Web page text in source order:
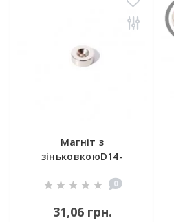
Магніт з
зіньковкоюD14-
0
31,06 грн.